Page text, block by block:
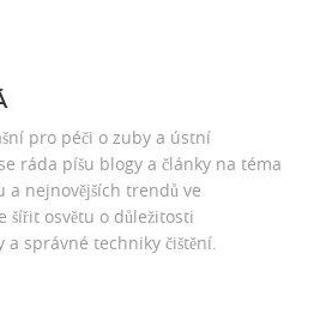
pro péči o zuby a ústní
ráda píšu blogy a články na téma
a nejnovějších trendů ve
šířit osvětu o důležitosti
správné techniky čištění.